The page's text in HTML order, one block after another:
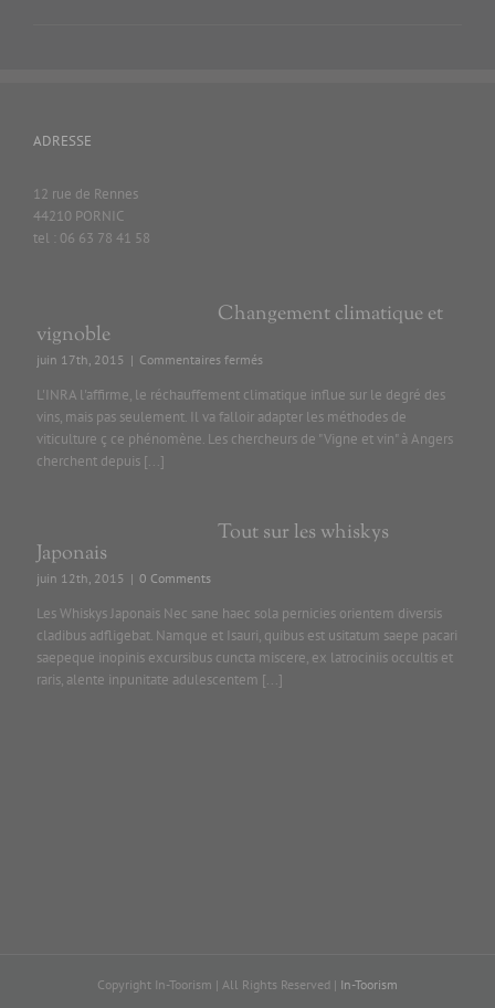
ADRESSE
12 rue de Rennes
44210 PORNIC
tel : 06 63 78 41 58
Changement climatique et
vignoble
juin 17th, 2015 | Commentaires fermés
climatique
et
vignoble
L'INRA l'affirme, le réchauffement climatique influe sur le degré des
vins, mais pas seulement. Il va falloir adapter les méthodes de
viticulture ç ce phénomène. Les chercheurs de "Vigne et vin" à Angers
cherchent depuis [...]
Tout sur les whiskys
Japonais
juin 12th, 2015 | 0 Comments
Les Whiskys Japonais Nec sane haec sola pernicies orientem diversis
cladibus adfligebat. Namque et Isauri, quibus est usitatum saepe pacari
saepeque inopinis excursibus cuncta miscere, ex latrociniis occultis et
raris, alente inpunitate adulescentem [...]
Copyright In-Toorism | All Rights Reserved | In-Toorism